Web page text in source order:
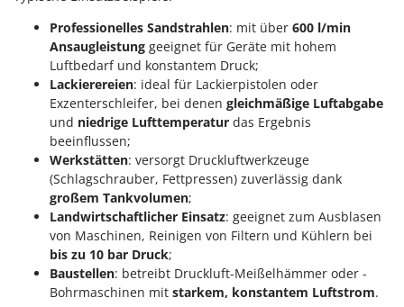
Professionelles Sandstrahlen: mit über 600 l/min
Ansaugleistung geeignet für Geräte mit hohem
Luftbedarf und konstantem Druck;
Lackierereien: ideal für Lackierpistolen oder
Exzenterschleifer, bei denen gleichmäßige Luftabgabe
und niedrige Lufttemperatur das Ergebnis
beeinflussen;
Werkstätten: versorgt Druckluftwerkzeuge
(Schlagschrauber, Fettpressen) zuverlässig dank
großem Tankvolumen;
Landwirtschaftlicher Einsatz: geeignet zum Ausblasen
von Maschinen, Reinigen von Filtern und Kühlern bei
bis zu 10 bar Druck;
Baustellen: betreibt Druckluft-Meißelhämmer oder -
Bohrmaschinen mit starkem, konstantem Luftstrom.